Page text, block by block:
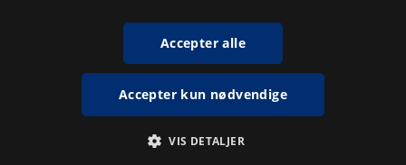
Accepter alle
Accepter kun nødvendige
VIS DETALJER